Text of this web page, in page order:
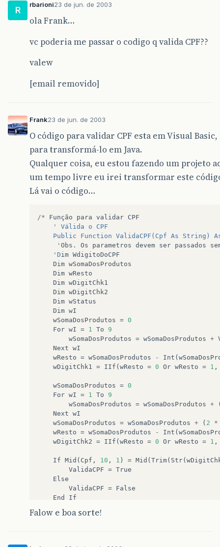
R
rbarioni23 de jun. de 2003
ola Frank…
vc poderia me passar o codigo q valida CPF??
valew
[email removido]
Frank23 de jun. de 2003
O código para validar CPF esta em Visual
para transformá-lo em Java.
Qualquer coisa, eu estou fazendo um projeto
um tempo livre eu irei transformar este
Lá vai o código…
/* Função para validar CPF
' Válida o CPF
Public Function ValidaCPF(Cpf As String)
	 '
Obs . Os parametros devem ser passados
'Dim WdigitoDoCPF
Dim wSomaDosProdutos
Dim wResto
Dim wDigitChk1
Dim wDigitChk2
Dim wStatus
Dim wI
wSomaDosProdutos = 0
For wI = 1 To
9
wSomaDosProdutos = wSomaDosProdutos +
Next wI
wResto = wSomaDosProdutos - Int (
wDigitChk1 = IIf ( wResto = 0 Or wResto = 1 ,
wSomaDosProdutos = 0
For wI = 1 To
9
wSomaDosProdutos = wSomaDosProdutos +
Next wI
wSomaDosProdutos = wSomaDosProdutos + ( 2
*
wResto = wSomaDosProdutos - Int (
wDigitChk2 = IIf ( wResto = 0 Or wResto = 1 ,
If Mid ( Cpf , 10 , 1 ) = Mid ( Trim( Str(
ValidaCPF = True
Else
ValidaCPF = False
End
If
End Function
Falow e boa sorte!